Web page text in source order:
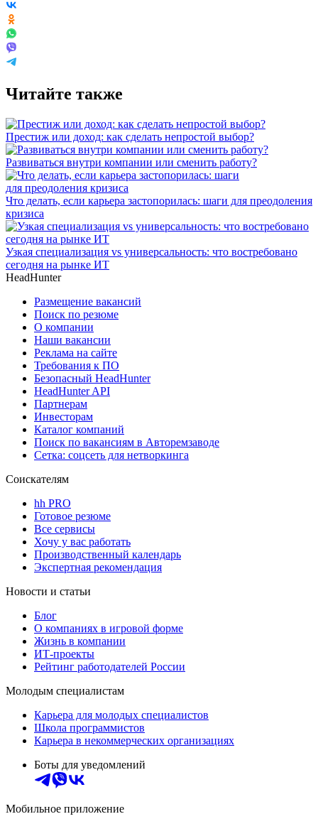
Читайте также
Престиж или доход: как сделать непростой выбор?
Развиваться внутри компании или сменить работу?
Что делать, если карьера застопорилась: шаги для преодоления
кризиса
Узкая специализация vs универсальность: что востребовано
сегодня на рынке ИТ
HeadHunter
Размещение вакансий
Поиск по резюме
О компании
Наши вакансии
Реклама на сайте
Требования к ПО
Безопасный HeadHunter
HeadHunter API
Партнерам
Инвесторам
Каталог компаний
Поиск по вакансиям в Авторемзаводе
Сетка: соцсеть для нетворкинга
Соискателям
hh PRO
Готовое резюме
Все сервисы
Хочу у вас работать
Производственный календарь
Экспертная рекомендация
Новости и статьи
Блог
О компаниях в игровой форме
Жизнь в компании
ИТ-проекты
Рейтинг работодателей России
Молодым специалистам
Карьера для молодых специалистов
Школа программистов
Карьера в некоммерческих организациях
Боты для уведомлений
Мобильное приложение